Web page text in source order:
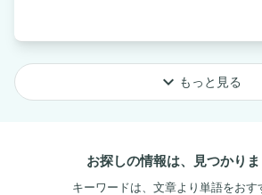
keyboard_arrow_down もっと見る
お探しの情報は、見つかり
キーワードは、文章より単語をおす